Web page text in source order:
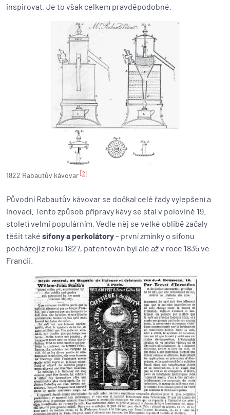
inspirovat. Je to však celkem pravděpodobné.
1822 Rabautův kávovar [2]
Původní Rabautův kávovar se dočkal celé řady vylepšení a
inovací. Tento způsob přípravy kávy se stal v polovině 19.
století velmi populárním. Vedle něj se velké oblibě začaly
těšit také sifony a perkolátory– první zmínky o sifonu
pocházejí z roku 1827, patentován byl ale až v roce 1835 ve
Francii.